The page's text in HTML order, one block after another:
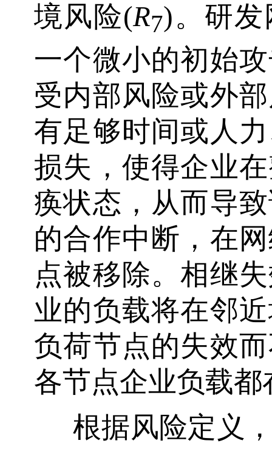
境风险(R7)。研发
一个微小的初始
受内部风险或外
有足够时间或人
损失，使得企业
痪状态，从而导
的合作中断，在
点被移除。相继
业的负载将在邻
负荷节点的失效
各节点企业负载
根据风险定义